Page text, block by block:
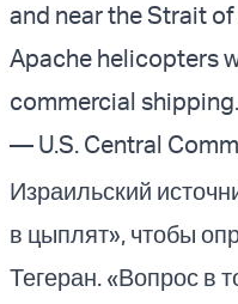
and near the Strait of
Apache helicopters
commercial shipping.
— U.S. Central
Израильский
в цыплят», чтобы
Тегеран. «Вопрос в